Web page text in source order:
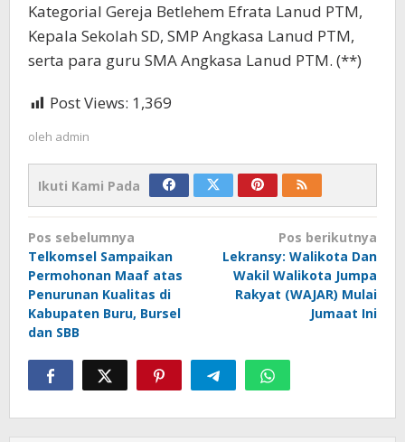
Kategorial Gereja Betlehem Efrata Lanud PTM,
Kepala Sekolah SD, SMP Angkasa Lanud PTM,
serta para guru SMA Angkasa Lanud PTM. (**)
Post Views: 1,369
oleh admin
Ikuti Kami Pada
Navigasi
pos
Pos sebelumnya
Telkomsel Sampaikan
Permohonan Maaf atas
Penurunan Kualitas di
Kabupaten Buru, Bursel
dan SBB
Pos berikutnya
Lekransy: Walikota Dan
Wakil Walikota Jumpa
Rakyat (WAJAR) Mulai
Jumaat Ini